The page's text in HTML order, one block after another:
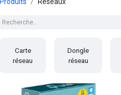
Carte
réseau
Dongle
réseau